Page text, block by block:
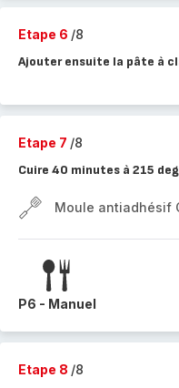
Etape 6 /8
Ajouter ensuite la pâte à
Etape 7 /8
Cuire 40 minutes à 215
Moule antiadhésif
P6 - Manuel
Etape 8 /8